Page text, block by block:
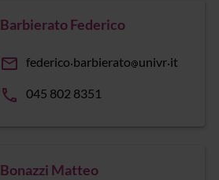
Barbierato Federico
email federico barbierato univr it
phone 045 802 8351
Bonazzi Matteo